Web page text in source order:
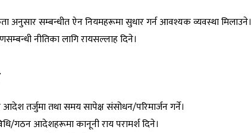
अनुसार सम्बन्धीत ऐन नियमहरूमा सुधार गर्न आवश्यक व्यवस्था मिलाउने।
नीतिका लागि रायसल्लाह दिने।
तर्जुमा तथा समय सापेक्ष संसोधन/परिमार्जन गर्ने।
गठन आदेशहरूमा कानूनी राय परामर्श दिने।